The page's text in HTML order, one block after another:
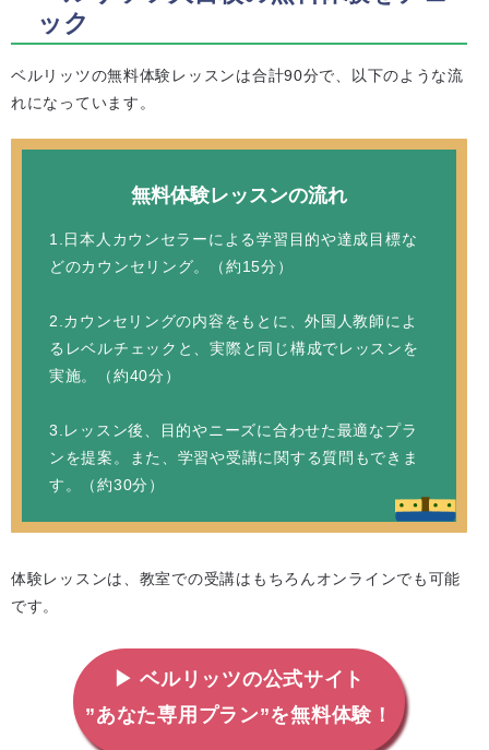
ック
ベルリッツの無料体験レッスンは合計90分で、以下のような流
れになっています。
無料体験レッスンの流れ
1.日本人カウンセラーによる学習目的や達成目標な
どのカウンセリング。（約15分）
2.カウンセリングの内容をもとに、外国人教師によ
るレベルチェックと、実際と同じ構成でレッスンを
実施。（約40分）
3.レッスン後、目的やニーズに合わせた最適なプラ
ンを提案。また、学習や受講に関する質問もできま
す。（約30分）
体験レッスンは、教室での受講はもちろんオンラインでも可能
です。
▶ ベルリッツの公式サイト
”あなた専用プラン”を無料体験！